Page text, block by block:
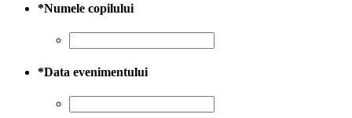
*Numele copilului
*Data evenimentului